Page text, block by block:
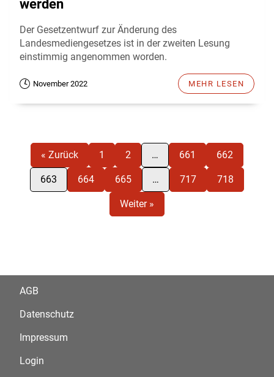
werden
Der Gesetzentwurf zur Änderung des
Landesmediengesetzes ist in der zweiten Lesung
einstimmig angenommen worden.
November 2022 MEHR LESEN
« Zurück 1 2 … 661 662
663 664 665 … 717 718
Weiter »
AGB
Datenschutz
Impressum
Login